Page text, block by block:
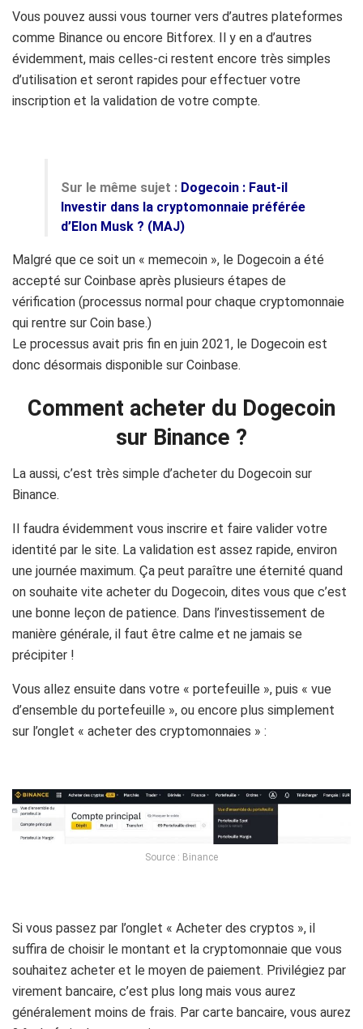
Vous pouvez aussi vous tourner vers d’autres plateformes
comme Binance ou encore Bitforex. Il y en a d’autres
évidemment, mais celles-ci restent encore très simples
d’utilisation et seront rapides pour effectuer votre
inscription et la validation de votre compte.
Sur le même sujet : Dogecoin : Faut-il
Investir dans la cryptomonnaie préférée
d’Elon Musk ? (MAJ)
Malgré que ce soit un « memecoin », le Dogecoin a été
accepté sur Coinbase après plusieurs étapes de
vérification (processus normal pour chaque cryptomonnaie
qui rentre sur Coin base.)
Le processus avait pris fin en juin 2021, le Dogecoin est
donc désormais disponible sur Coinbase.
Comment acheter du Dogecoin
sur Binance ?
La aussi, c’est très simple d’acheter du Dogecoin sur
Binance.
Il faudra évidemment vous inscrire et faire valider votre
identité par le site. La validation est assez rapide, environ
une journée maximum. Ça peut paraître une éternité quand
on souhaite vite acheter du Dogecoin, dites vous que c’est
une bonne leçon de patience. Dans l’investissement de
manière générale, il faut être calme et ne jamais se
précipiter !
Vous allez ensuite dans votre « portefeuille », puis « vue
d’ensemble du portefeuille », ou encore plus simplement
sur l’onglet « acheter des cryptomonnaies » :
Source : Binance
Si vous passez par l’onglet « Acheter des cryptos », il
suffira de choisir le montant et la cryptomonnaie que vous
souhaitez acheter et le moyen de paiement. Privilégiez par
virement bancaire, c’est plus long mais vous aurez
généralement moins de frais. Par carte bancaire, vous aurez